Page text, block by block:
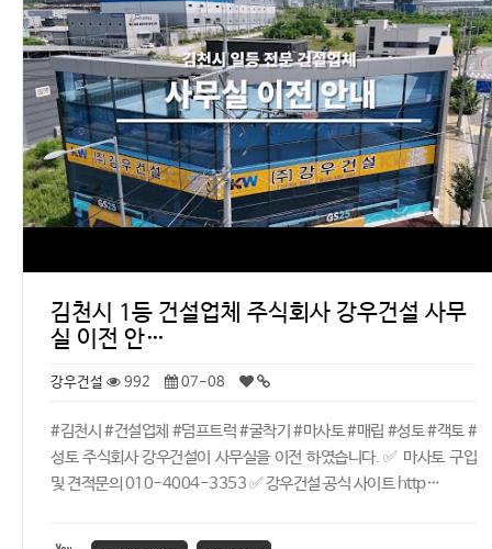
김천시 1등 건설업체 주식회사 강우건설 사무
실 이전 안…
강우건설 992 07-08
#김천시 #건설업체 #덤프트럭 #굴착기 #마사토 #매립 #성토 #객토 #
성토 주식회사 강우건설이 사무실을 이전 하였습니다. ✅ 마사토 구입
및 견적문의 010-4004-3353 ✅ 강우건설 공식 사이트 http…